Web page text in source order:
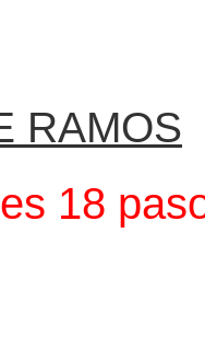
RAMOS
18